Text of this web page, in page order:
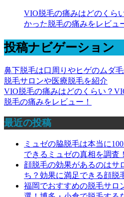
VIO脱毛の痛みはどのくら
かった脱毛の痛みをレビュ
投稿ナビゲーション
鼻下脱毛は口周りやヒゲのムダ
脱毛サロンや医療脱毛を紹介
VIO脱毛の痛みはどのくらい？
脱毛の痛みをレビュー！
最近の投稿
ミュゼの脇脱毛は本当に
できるミュゼの真相を調査！
顔脱毛の効果があるのはサ
ち？効果に満足できる顔脱
福岡でおすすめの脱毛サロ